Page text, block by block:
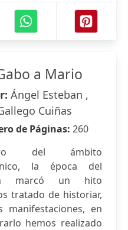
a Mario
Ángel Esteban ,
Cuiñas
de Páginas: 260
del ámbito
la época del
marcó un hito
tratado de historiar,
en
hemos realizado